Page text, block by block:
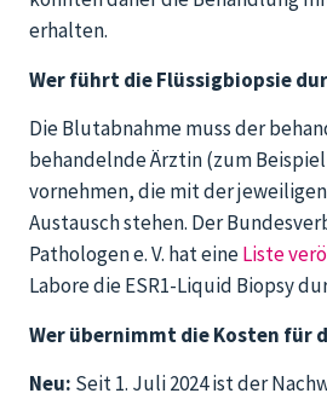
erhalten.
Wer führt die Flüssigbiopsie
Die Blutabnahme muss der
behandelnde Ärztin (zum
vornehmen, die mit der
Austausch stehen. Der
Pathologen e. V. hat eineListe
Labore die ESR1-Liquid Biopsy
Wer übernimmt die Kosten für
Neu: Seit 1. Juli 2024 ist der